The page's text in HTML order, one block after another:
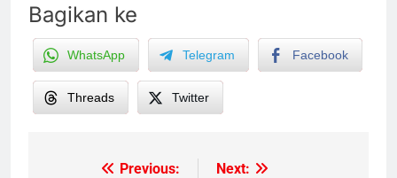
Bagikan ke
WhatsApp Telegram Facebook
Threads Twitter
Previous:
Next: